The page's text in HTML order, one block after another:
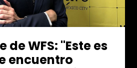
de WFS: "Este es
encuentro